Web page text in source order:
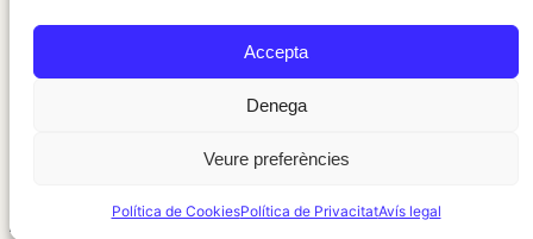
Accepta
Denega
Veure preferències
Política de CookiesPolítica de PrivacitatAvís legal
Informació local, clara i propera ·Accés administració